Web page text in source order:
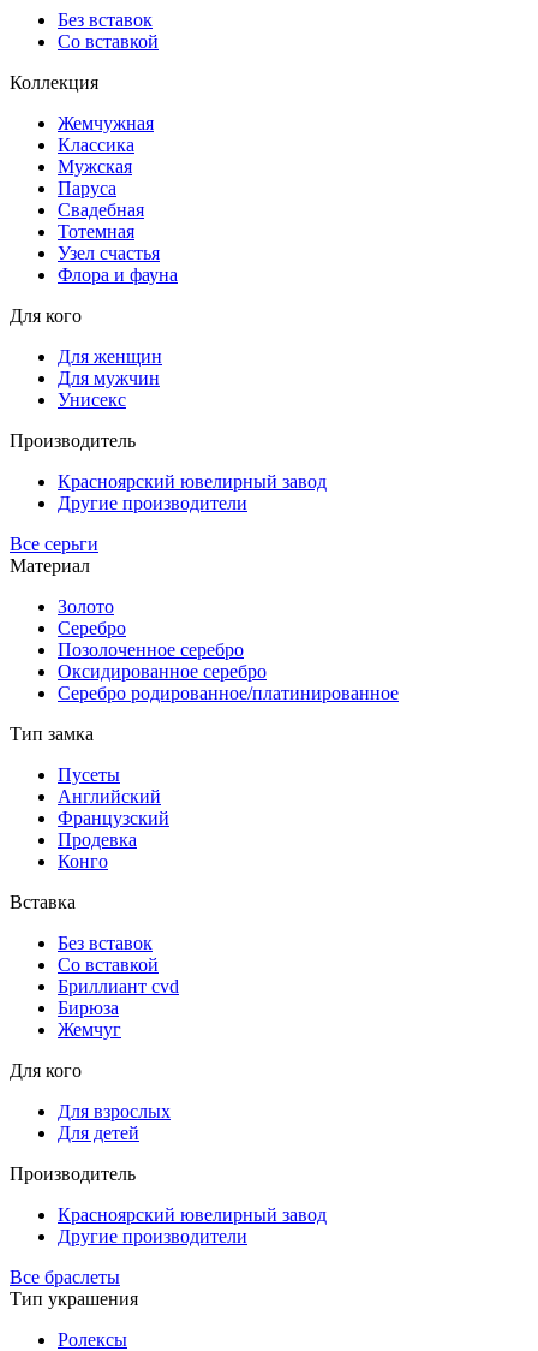
Без вставок
Со вставкой
Коллекция
Жемчужная
Классика
Мужская
Паруса
Свадебная
Тотемная
Узел счастья
Флора и фауна
Для кого
Для женщин
Для мужчин
Унисекс
Производитель
Красноярский ювелирный завод
Другие производители
Все серьги
Материал
Золото
Серебро
Позолоченное серебро
Оксидированное серебро
Серебро родированное/платинированное
Тип замка
Пусеты
Английский
Французский
Продевка
Конго
Вставка
Без вставок
Со вставкой
Бриллиант cvd
Бирюза
Жемчуг
Для кого
Для взрослых
Для детей
Производитель
Красноярский ювелирный завод
Другие производители
Все браслеты
Тип украшения
Ролексы